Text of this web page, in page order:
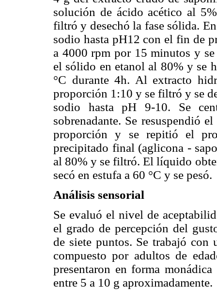
solución de ácido acético al
filtró y desechó la fase sólida.
sodio hasta pH12 con el fin de
a 4000 rpm por 15 minutos y se
el sólido en etanol al 80% y se
°C durante 4h. Al extracto
proporción 1:10 y se filtró y se
sodio hasta pH 9-10. Se
sobrenadante. Se resuspendió
proporción y se repitió el
precipitado final (aglicona -
al 80% y se filtró. El líquido
secó en estufa a 60 °C y se pesó.
Análisis sensorial
Se evaluó el nivel de
el grado de percepción del
de siete puntos. Se trabajó con
compuesto por adultos de
presentaron en forma
entre 5 a 10 g aproximadamente.